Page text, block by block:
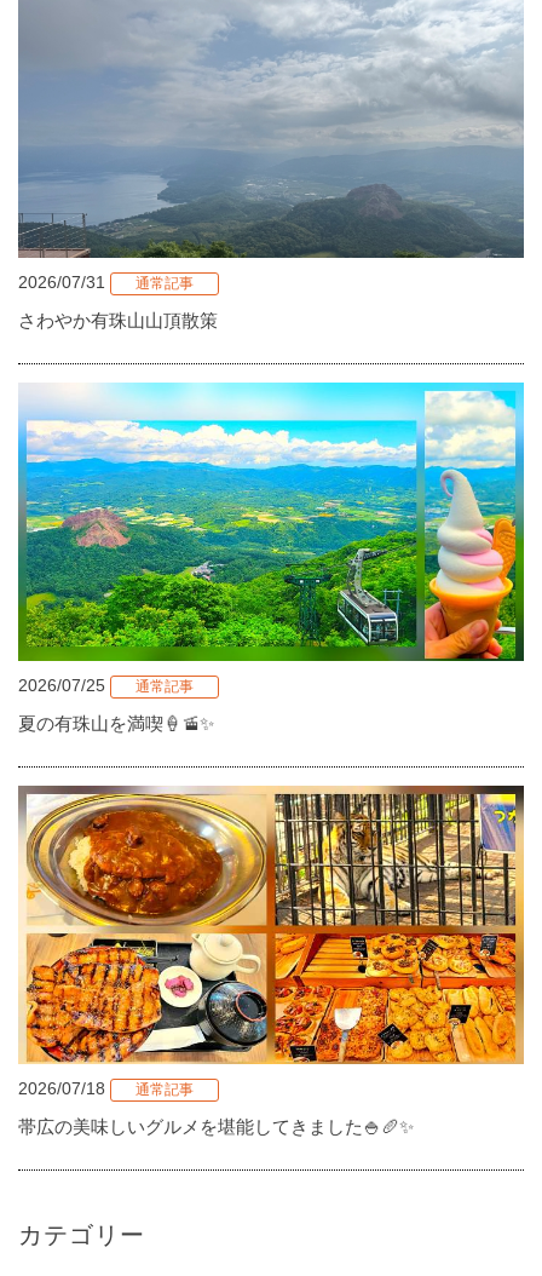
2026/07/31 通常記事
さわやか有珠山山頂散策
2026/07/25 通常記事
夏の有珠山を満喫🍦🚡✨
2026/07/18 通常記事
帯広の美味しいグルメを堪能してきました🍚🥖✨
カテゴリー